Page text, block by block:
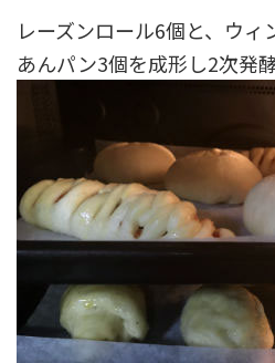
レーズンロール6個と、ウ
あんパン3個を成形し2次発